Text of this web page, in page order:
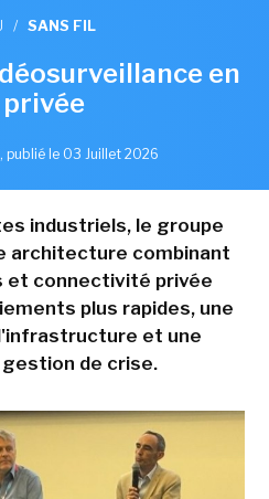
/ SANS FIL
en
privée
, publié le 03 Juillet 2026
industriels, le groupe
architecture combinant
et connectivité privée
plus rapides, une
et une
de crise.